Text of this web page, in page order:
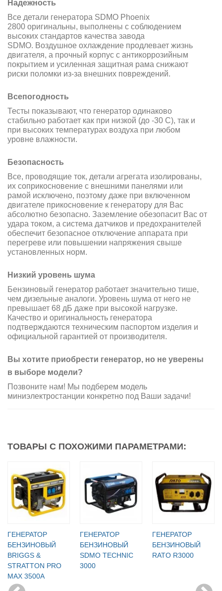
Надежность
Все детали генератора SDMO Phoenix
2800 оригинальны, выполнены с соблюдением
высоких стандартов качества завода
SDMO. Воздушное охлаждение продлевает жизнь
двигателя, а прочный корпус с антикоррозийным
покрытием и усиленная защитная рама снижают
риски поломки из-за внешних повреждений.
Всепогодность
Тесты показывают, что генератор одинаково
стабильно работает как при низкой (до -30 С), так и
при высоких температурах воздуха при любом
уровне влажности.
Безопасность
Все, проводящие ток, детали агрегата изолированы,
их соприкосновение с внешними панелями или
рамой исключено, поэтому даже при включенном
двигателе прикосновение к генератору для Вас
абсолютно безопасно. Заземление обезопасит Вас от
удара током, а система датчиков и предохранителей
обеспечит безопасное отключение аппарата при
перегреве или повышении напряжения свыше
установленных норм.
Низкий уровень шума
Бензиновый генератор работает значительно тише,
чем дизельные аналоги. Уровень шума от него не
превышает 68 дБ даже при высокой нагрузке.
Качество и оригинальность генератора
подтверждаются техническим паспортом изделия и
официальной гарантией от производителя.
Вы хотите приобрести генератор, но не уверены
в выборе модели?
Позвоните нам! Мы подберем модель
миниэлектростанции конкретно под Ваши задачи!
ТОВАРЫ С ПОХОЖИМИ ПАРАМЕТРАМИ:
ГЕНЕРАТОР
БЕНЗИНОВЫЙ
BRIGGS &
STRATTON PRO
MAX 3500A
ГЕНЕРАТОР
БЕНЗИНОВЫЙ
SDMO TECHNIC
3000
ГЕНЕРАТОР
БЕНЗИНОВЫЙ
RATO R3000